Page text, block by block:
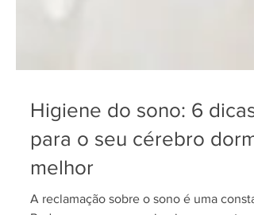
Higiene do sono: 6 dicas
para o seu cérebro
melhor